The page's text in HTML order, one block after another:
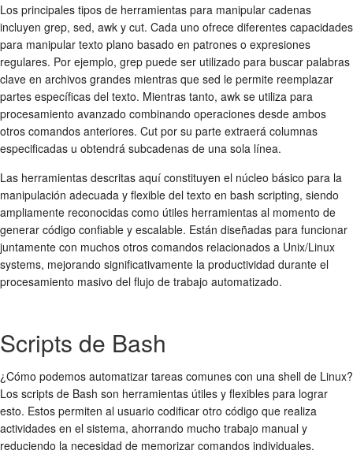
Los principales tipos de herramientas para manipular cadenas
incluyen grep, sed, awk y cut. Cada uno ofrece diferentes capacidades
para manipular texto plano basado en patrones o expresiones
regulares. Por ejemplo, grep puede ser utilizado para buscar palabras
clave en archivos grandes mientras que sed le permite reemplazar
partes específicas del texto. Mientras tanto, awk se utiliza para
procesamiento avanzado combinando operaciones desde ambos
otros comandos anteriores. Cut por su parte extraerá columnas
especificadas u obtendrá subcadenas de una sola línea.
Las herramientas descritas aquí constituyen el núcleo básico para la
manipulación adecuada y flexible del texto en bash scripting, siendo
ampliamente reconocidas como útiles herramientas al momento de
generar código confiable y escalable. Están diseñadas para funcionar
juntamente con muchos otros comandos relacionados a Unix/Linux
systems, mejorando significativamente la productividad durante el
procesamiento masivo del flujo de trabajo automatizado.
Scripts de Bash
¿Cómo podemos automatizar tareas comunes con una shell de Linux?
Los scripts de Bash son herramientas útiles y flexibles para lograr
esto. Estos permiten al usuario codificar otro código que realiza
actividades en el sistema, ahorrando mucho trabajo manual y
reduciendo la necesidad de memorizar comandos individuales.